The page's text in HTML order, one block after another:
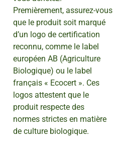
Premièrement, assurez-vous
que le produit soit marqué
d’un logo de certification
reconnu, comme le label
européen AB (Agriculture
Biologique) ou le label
français « Ecocert ». Ces
logos attestent que le
produit respecte des
normes strictes en matière
de culture biologique.